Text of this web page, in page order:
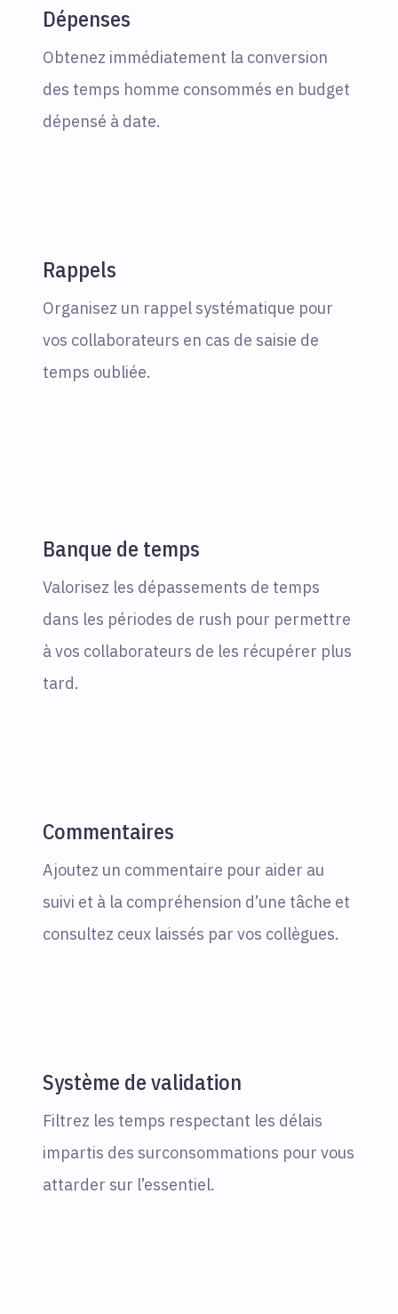
Dépenses
Obtenez immédiatement la conversion
des temps homme consommés en budget
dépensé à date.
Rappels
Organisez un rappel systématique pour
vos collaborateurs en cas de saisie de
temps oubliée.
Banque de temps
Valorisez les dépassements de temps
dans les périodes de rush pour permettre
à vos collaborateurs de les récupérer plus
tard.
Commentaires
Ajoutez un commentaire pour aider au
suivi et à la compréhension d’une tâche et
consultez ceux laissés par vos collègues.
Système de validation
Filtrez les temps respectant les délais
impartis des surconsommations pour vous
attarder sur l’essentiel.